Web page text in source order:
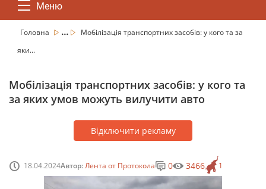
Меню
Головна ...
Мобілізація транспортних засобів: у кого та за
яки...
Мобілізація транспортних засобів: у кого та
за яких умов можуть вилучити авто
Відключити рекламу
18.04.2024Автор:Лента от Протокола 1
0 3466